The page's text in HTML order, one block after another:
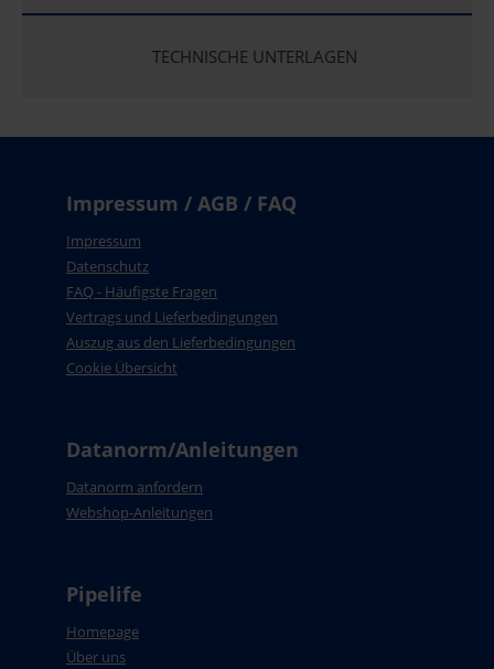
TECHNISCHE UNTERLAGEN
Impressum / AGB / FAQ
Impressum
Datenschutz
FAQ - Häufigste Fragen
Vertrags und Lieferbedingungen
Auszug aus den Lieferbedingungen
Cookie Übersicht
Datanorm/Anleitungen
Datanorm anfordern
Webshop-Anleitungen
Pipelife
Homepage
Über uns